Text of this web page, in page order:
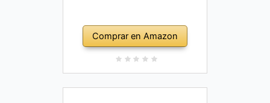
Comprar en Amazon